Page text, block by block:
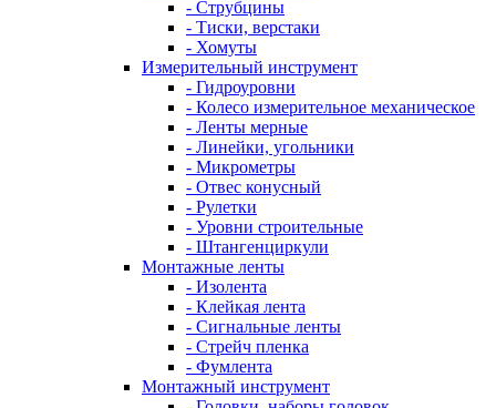
- Струбцины
- Тиски, верстаки
- Хомуты
Измерительный инструмент
- Гидроуровни
- Колесо измерительное механическое
- Ленты мерные
- Линейки, угольники
- Микрометры
- Отвес конусный
- Рулетки
- Уровни строительные
- Штангенциркули
Монтажные ленты
- Изолента
- Клейкая лента
- Сигнальные ленты
- Стрейч пленка
- Фумлента
Монтажный инструмент